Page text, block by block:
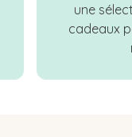
une
cadeaux